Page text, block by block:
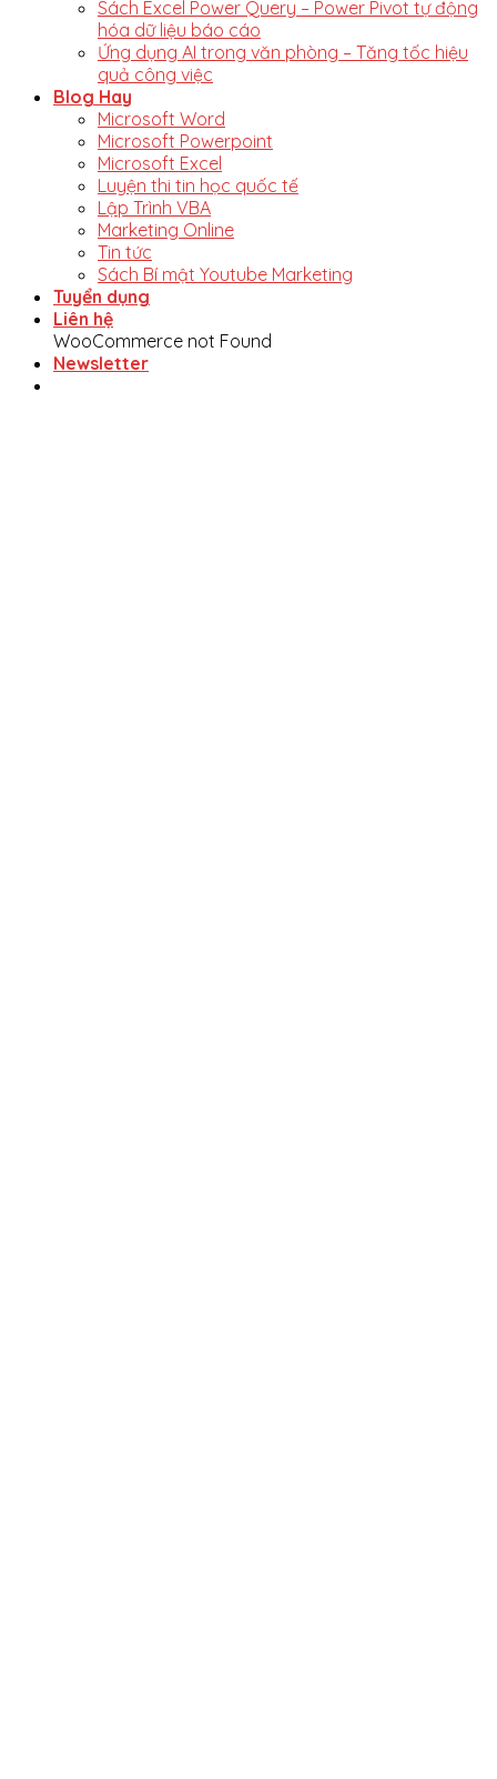
Sách Excel Power Query – Power Pivot tự động
hóa dữ liệu báo cáo
Ứng dụng AI trong văn phòng – Tăng tốc hiệu
quả công việc
Blog Hay
Microsoft Word
Microsoft Powerpoint
Microsoft Excel
Luyện thi tin học quốc tế
Lập Trình VBA
Marketing Online
Tin tức
Sách Bí mật Youtube Marketing
Tuyển dụng
Liên hệ
WooCommerce not Found
Newsletter